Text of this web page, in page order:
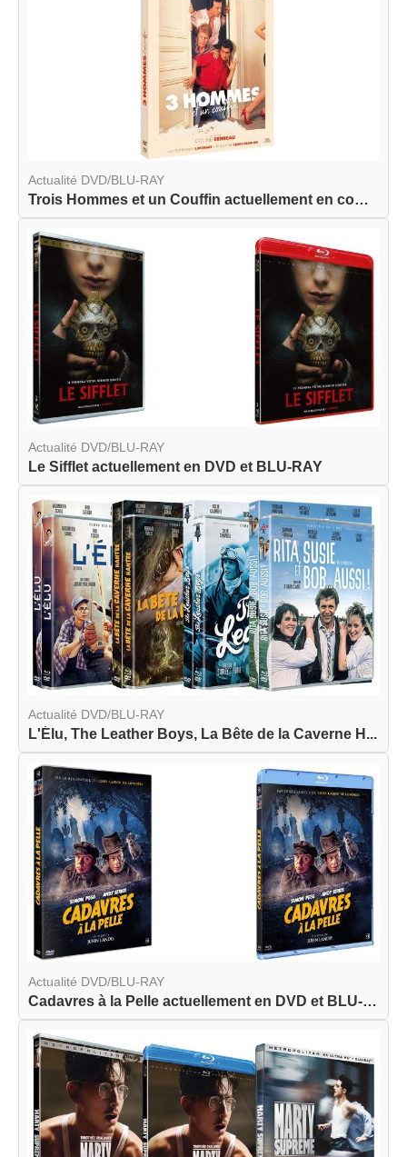
Actualité DVD/BLU-RAY
Trois Hommes et un Couffin actuellement en combo...
Actualité DVD/BLU-RAY
Le Sifflet actuellement en DVD et BLU-RAY
Actualité DVD/BLU-RAY
L'Élu, The Leather Boys, La Bête de la Caverne H...
Actualité DVD/BLU-RAY
Cadavres à la Pelle actuellement en DVD et BLU-R...